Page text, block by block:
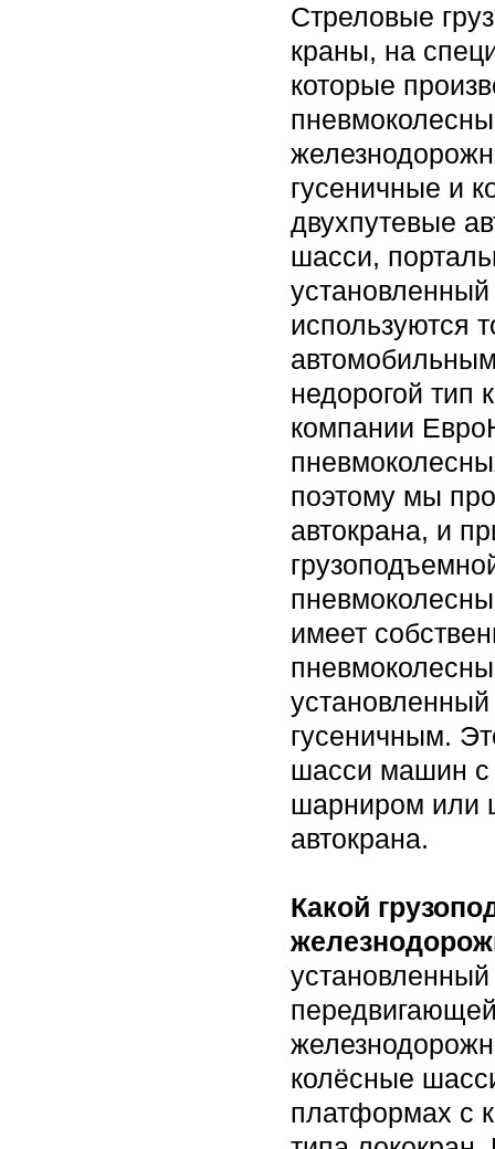
Стреловые
краны, на
которые
гусеничные и
двухпутевые
шасси,
используются
недорогой тип
компании
поэтому мы
автокрана, и
имеет
гусеничным.
шасси машин с
шарниром или
автокрана.
Какой
колёсные
платформах с